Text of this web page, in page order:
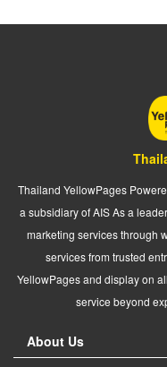
Thailand YellowPages
a subsidiary of AIS As a
marketing services through
services from trusted
YellowPages and display on
service beyond
About Us